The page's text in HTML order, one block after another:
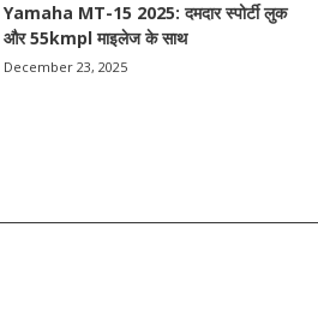
Yamaha MT-15 2025: दमदार स्पोर्टी लुक
और 55kmpl माइलेज के साथ
December 23, 2025